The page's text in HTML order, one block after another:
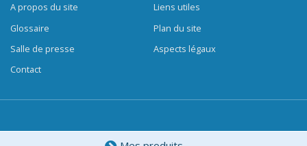
A propos du site
Glossaire
Salle de presse
Contact
Liens utiles
Plan du site
Aspects légaux